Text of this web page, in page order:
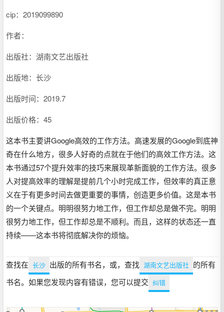
cip： 2019099890
作者：
出版社：湖南文艺出版社
出版地：长沙
出版时间：2019.7
出版价格：45
这本书主要讲Google高效的工作方法。高速发展的Google到底神
奇在什么地方，很多人好奇的点就在于他们的高效工作方法。这
本书通过57个提升效率的技巧来展现革新面貌的工作方法。很多
人对提高效率的理解是提前几个小时完成工作，但效率的真正意
义在于有更多时间去做更重要的事情，创造更多价值。这是本书
的一个关键点。明明很努力地工作，但工作却总是做不完。明明
很努力地工作，但工作却总是不顺利。而且，这样的状态还一直
持续——这本书将彻底解决你的烦恼。
查找在 长沙 出版的所有书名，或，查找 湖南文艺出版社 的所有
书名。如果您发现内容有错误，您可以提交 纠错